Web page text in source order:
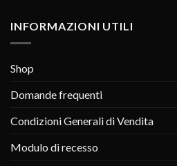
INFORMAZIONI UTILI
Shop
Domande frequenti
Condizioni Generali di Vendita
Modulo di recesso